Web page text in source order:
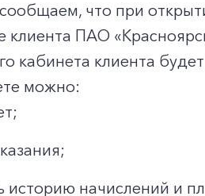
что при
клиента ПАО
кабинета клиента
можно:
историю начислений и